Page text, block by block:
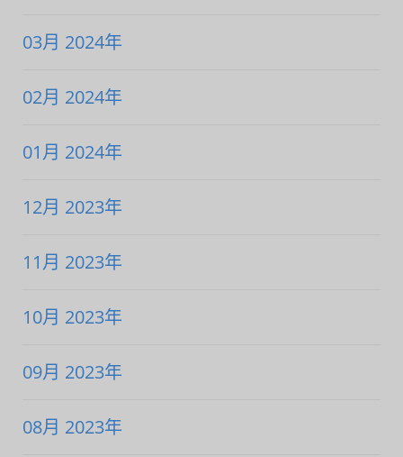
03月 2024年
02月 2024年
01月 2024年
12月 2023年
11月 2023年
10月 2023年
09月 2023年
08月 2023年